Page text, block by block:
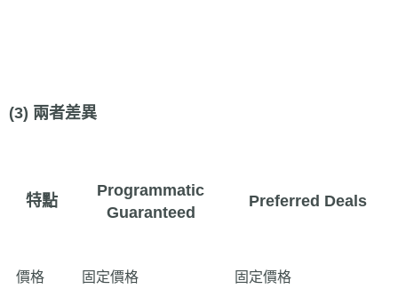
(3) 兩者差異
特點
Programmatic
Guaranteed
Preferred Deals
價格 固定價格 固定價格